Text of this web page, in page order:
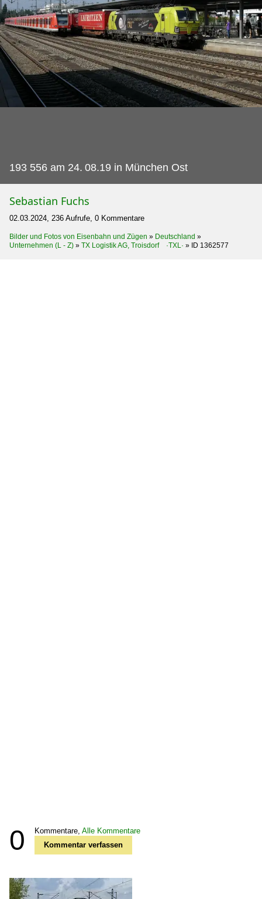
193 556 am 24. 08.19 in München Ost
Sebastian Fuchs
02.03.2024, 236 Aufrufe, 0 Kommentare
Bilder und Fotos von Eisenbahn und Zügen » Deutschland »
Unternehmen (L - Z) » TX Logistik AG, Troisdorf ·TXL· » ID 1362577
0 Kommentare, Alle Kommentare
Kommentar verfassen